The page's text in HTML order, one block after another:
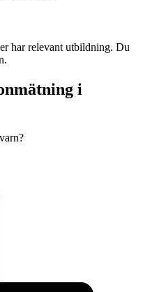
har relevant utbildning. Du
i